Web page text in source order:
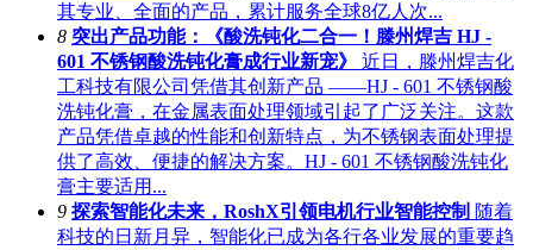
其专业、全面的产品，累计服务全球8亿人次...
8 突出产品功能：《酸洗钝化二合一！滕州焊吉 HJ -
601 不锈钢酸洗钝化膏成行业新宠》
近日，滕州焊吉化
工科技有限公司凭借其创新产品 ——HJ - 601 不锈钢酸
洗钝化膏，在金属表面处理领域引起了广泛关注。这款
产品凭借卓越的性能和创新特点，为不锈钢表面处理提
供了高效、便捷的解决方案。HJ - 601 不锈钢酸洗钝化
膏主要适用...
9 探索智能化未来，RoshX引领电机行业智能控制 随着
科技的日新月异，智能化已成为各行各业发展的重要趋